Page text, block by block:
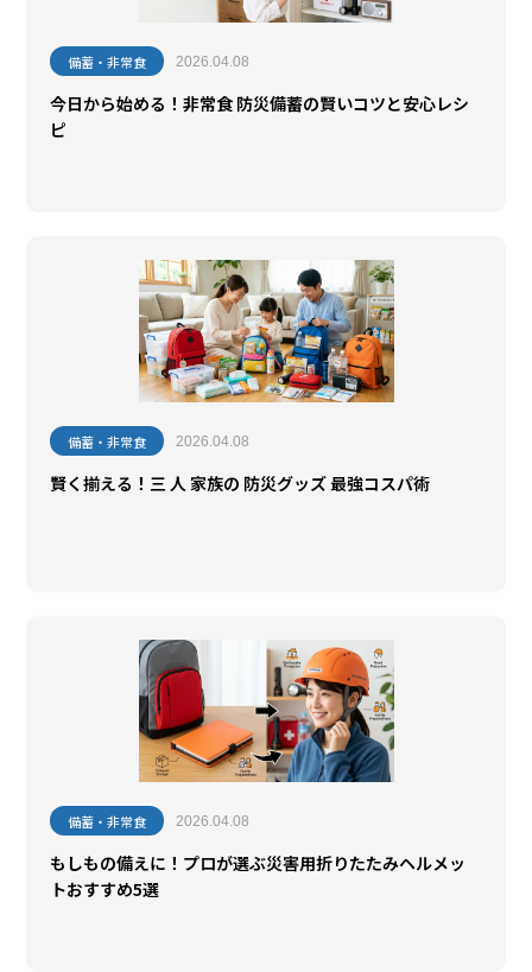
備蓄・非常食 2026.04.08
今日から始める！非常食 防災備蓄の賢いコツと安心レシ
ピ
備蓄・非常食 2026.04.08
賢く揃える！三 人 家族の 防災グッズ 最強コスパ術
備蓄・非常食 2026.04.08
もしもの備えに！プロが選ぶ災害用折りたたみヘルメッ
トおすすめ5選